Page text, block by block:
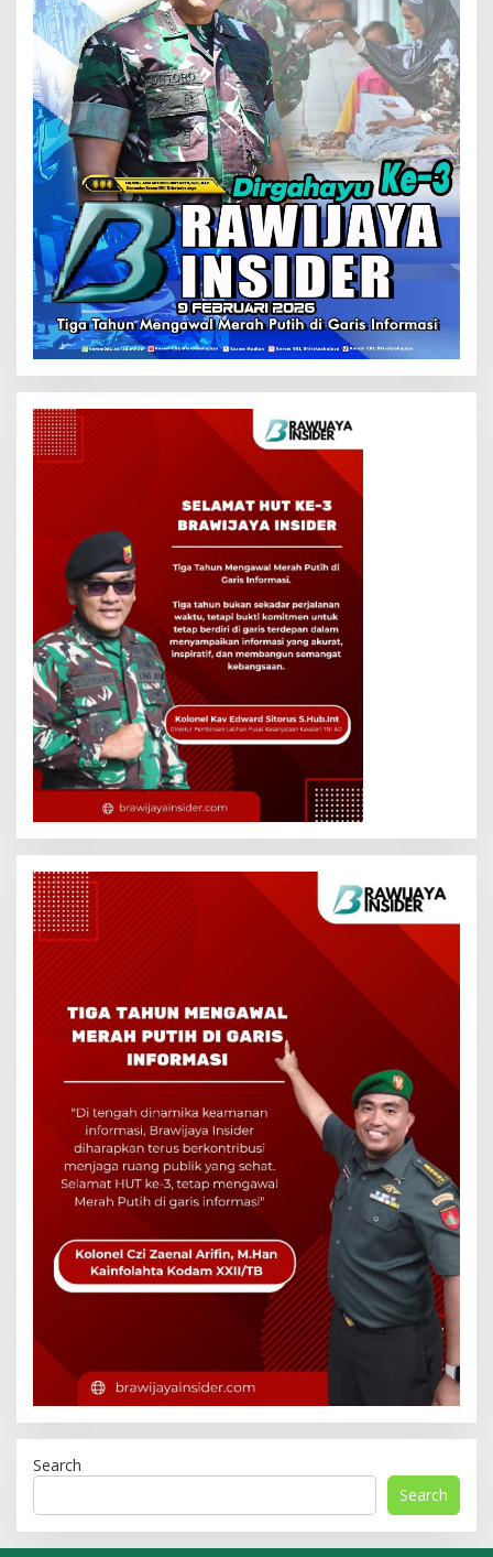
Search
Search